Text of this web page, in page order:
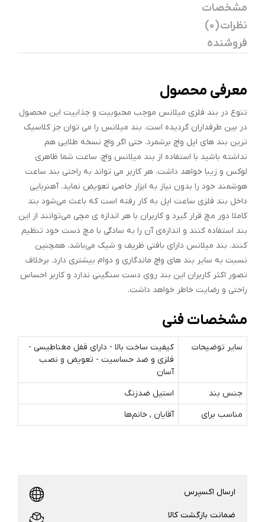
مشخصات
نظرات (0)
فروشنده
معرفی محصول
تنوع در بند فلزی میلانس موجب محبوبیت و جذابیت این محصول
در بین طرفداران گردیده است. بند میلانس را می توان جز کلاسیک
ترین بند های اپل واچ برشمرد. حتی اگر واچ نسخه طلایی هم
نداشته باشید با استفاده از بند میلانس واچ، ساعت شما ظاهری
لوکس و زیبا خواهد داشت. هر کاربر می تواند به راحتی بند ساعت
هوشمند خود را بدون نیاز به ابزار خاصی تعویض نماید. آهنربایی
داخل بند فلزی ساعت اپل به کار رفته است که باعث می‌شود بند
کاملا دور مچ قرار گیرد و کاربران با هر اندازه ی مچی می‌توانند از این
بند استفاده کنند و اندازه‌ی آن را به سادگی با مچ دست خود تنظیم
کنند. بند میلانس دارای بافتی ظریف و شیک می‌باشد، همچنین
نسبت به سایر بند های واچ ماندگاری و دوام بیشتری دارد. برخلاف
تصور اکثر کاربران این بند روی دست سنگینی ندارد و کاربر احساس
راحتی و رضایت خاطر خواهد داشت.
مشخصات فنی
سایر توضیحات
کیفیت ساخت بالا - دارای قفل مغناطیسی -
فلزی و ضد حساسیت - تعویض و نصب
آسان
جنس بند
استیل ضدزنگ
مناسب برای
آقایان , خانم‌ها
ارسال اکسپرس
ضمانت بازگشت کالا